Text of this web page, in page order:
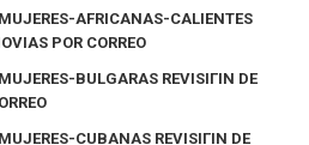
AFRICANAS-CALIENTES
POR CORREO
BULGARAS REVISIГІN DE
CUBANAS REVISIГІN DE